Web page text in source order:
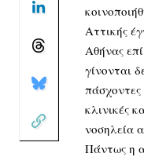
Αττικής
Αθήνας
γίνονται
πάσχοντες
κλινικές
νοσηλεία
Πάντως η